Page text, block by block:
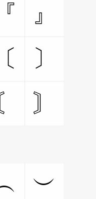
『
』
〔
〕
〙
︶